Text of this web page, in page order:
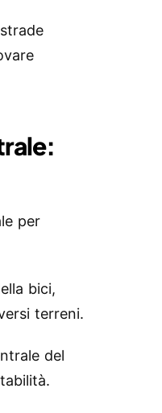
per
bici,
terreni.
del